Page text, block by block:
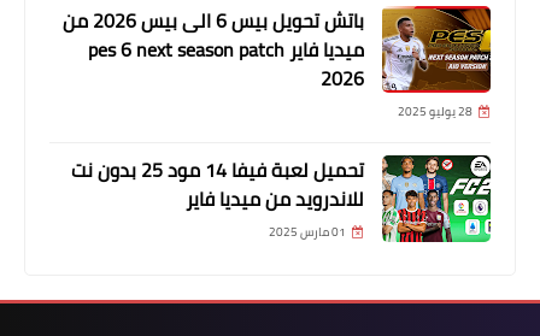
باتش تحويل بيس 6 الى بيس 2026 من
ميديا فاير pes 6 next season patch
2026
28 يوليو 2025
تحميل لعبة فيفا 14 مود 25 بدون نت
للاندرويد من ميديا فاير
01 مارس 2025